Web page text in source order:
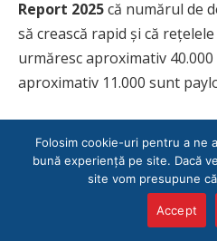
Report 2025că numărul de
să crească rapid și că
urmăresc aproximativ
aproximativ 11.000 sunt
spațiului. O piață care
nevoie și de reguli,
responsabilitate. Un satelit
pierdere tehnică pentru
Folosim cookie-uri pentru a ne
bună experiență pe site. Dacă
site vom presupune
Accept